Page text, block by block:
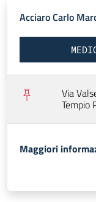
Acciaro Carlo
Via
Tempio
Maggiori